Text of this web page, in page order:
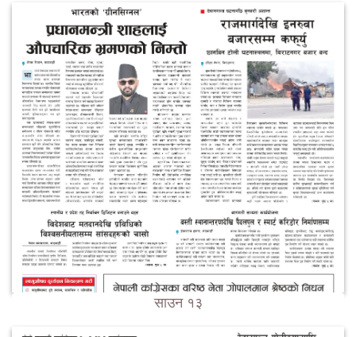
साउन १३